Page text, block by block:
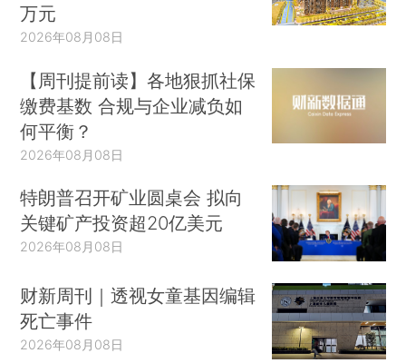
万元
2026年08月08日
【周刊提前读】各地狠抓社保
缴费基数 合规与企业减负如
何平衡？
2026年08月08日
特朗普召开矿业圆桌会 拟向
关键矿产投资超20亿美元
2026年08月08日
财新周刊｜透视女童基因编辑
死亡事件
2026年08月08日